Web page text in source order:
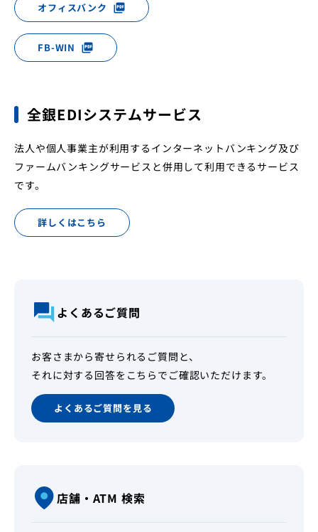
オフィスバンク picture_as_pdf
FB-WIN picture_as_pdf
全銀EDIシステムサービス
法人や個人事業主が利用するインターネットバンキング及び
ファームバンキングサービスと併用して利用できるサービス
です。
詳しくはこちら
よくあるご質問
お客さまから寄せられるご質問と、
それに対する回答をこちらでご確認いただけます。
よくあるご質問を見る
店舗・ATM 検索